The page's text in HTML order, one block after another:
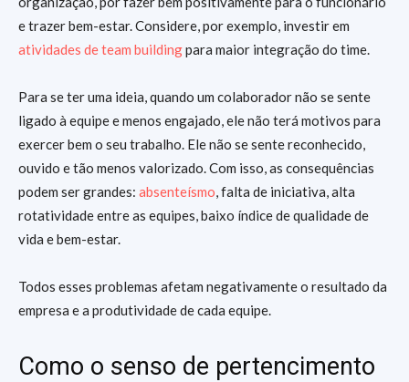
e trazer bem-estar. Considere, por exemplo, investir em
atividades de team buildingpara maior integração do time.
Para se ter uma ideia, quando um colaborador não se sente
ligado à equipe e menos engajado, ele não terá motivos para
exercer bem o seu trabalho. Ele não se sente reconhecido,
ouvido e tão menos valorizado. Com isso, as consequências
podem ser grandes: absenteísmo, falta de iniciativa, alta
rotatividade entre as equipes, baixo índice de qualidade de
vida e bem-estar.
Todos esses problemas afetam negativamente o resultado da
empresa e a produtividade de cada equipe.
Como o senso de pertencimento